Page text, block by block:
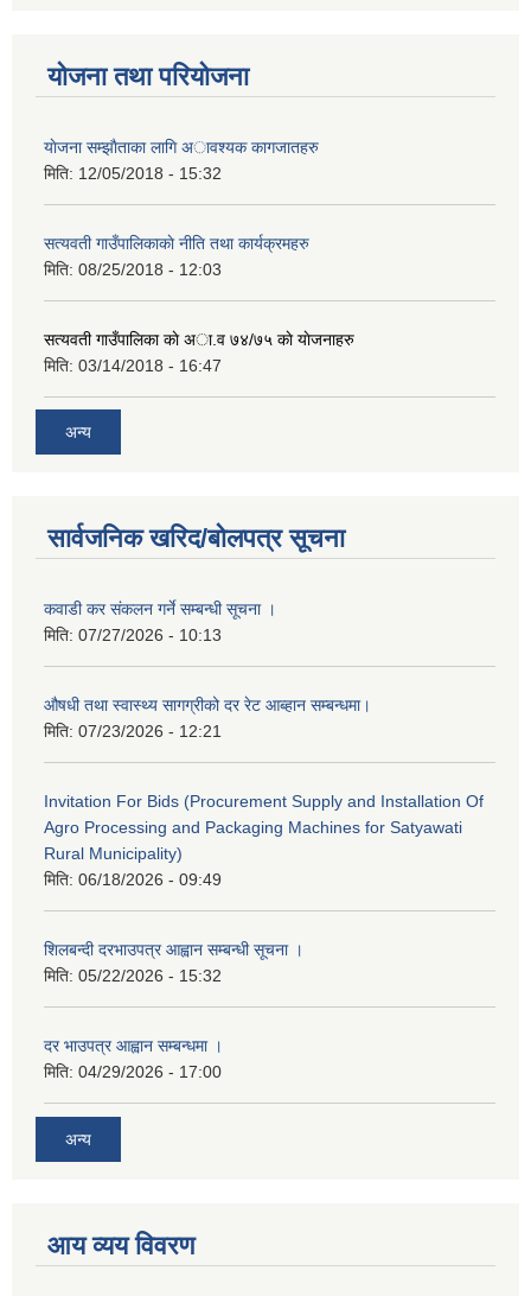
योजना तथा परियोजना
याेजना सम्झाैताका लागि अावश्यक कागजातहरु
मिति: 12/05/2018 - 15:32
सत्यवती गाउँपालिकाकाे नीति तथा कार्यक्रमहरु
मिति: 08/25/2018 - 12:03
सत्यवती गाउँपालिका काे अा‍.व ७४/७५ काे याेजनाहरु
मिति: 03/14/2018 - 16:47
अन्य
सार्वजनिक खरिद/बोलपत्र सूचना
कवाडी कर संकलन गर्ने सम्बन्धी सूचना ।
मिति: 07/27/2026 - 10:13
औषधी तथा स्वास्थ्य सागग्रीको दर रेट आब्हान सम्बन्धमा।
मिति: 07/23/2026 - 12:21
Invitation For Bids (Procurement Supply and Installation Of
Agro Processing and Packaging Machines for Satyawati
Rural Municipality)
मिति: 06/18/2026 - 09:49
शिलबन्दी दरभाउपत्र आह्वान सम्बन्धी सूचना ।
मिति: 05/22/2026 - 15:32
दर भाउपत्र आह्वान सम्बन्धमा ।
मिति: 04/29/2026 - 17:00
अन्य
आय व्यय विवरण